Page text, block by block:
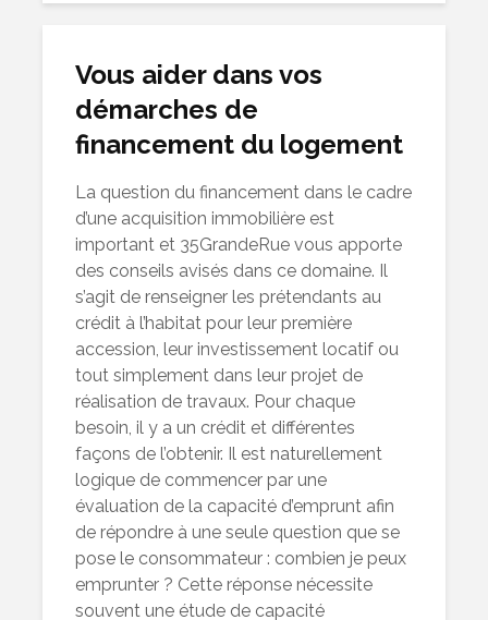
Vous aider dans vos
démarches de
financement du logement
La question du financement dans le cadre
d’une acquisition immobilière est
important et 35GrandeRue vous apporte
des conseils avisés dans ce domaine. Il
s’agit de renseigner les prétendants au
crédit à l’habitat pour leur première
accession, leur investissement locatif ou
tout simplement dans leur projet de
réalisation de travaux. Pour chaque
besoin, il y a un crédit et différentes
façons de l’obtenir. Il est naturellement
logique de commencer par une
évaluation de la capacité d’emprunt afin
de répondre à une seule question que se
pose le consommateur : combien je peux
emprunter ? Cette réponse nécessite
souvent une étude de capacité